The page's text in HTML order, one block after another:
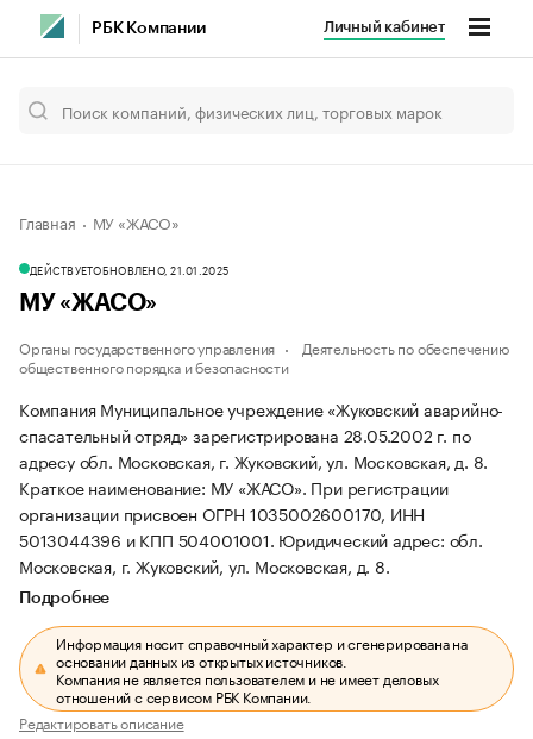
РБК Компании Личный кабинет
Главная МУ «ЖАСО»
ДЕЙСТВУЕТОБНОВЛЕНО, 21.01.2025
МУ «ЖАСО»
Органы государственного управления
Деятельность по обеспечению
общественного порядка и безопасности
Компания Муниципальное учреждение «Жуковский аварийно-
спасательный отряд» зарегистрирована 28.05.2002 г. по
адресу обл. Московская, г. Жуковский, ул. Московская, д. 8.
Краткое наименование: МУ «ЖАСО». При регистрации
организации присвоен ОГРН 1035002600170, ИНН
5013044396 и КПП 504001001. Юридический адрес: обл.
Московская, г. Жуковский, ул. Московская, д. 8.
Подробнее
Информация носит справочный характер и сгенерирована на
основании данных из открытых источников.
Компания не является пользователем и не имеет деловых
отношений с сервисом РБК Компании.
Редактировать описание